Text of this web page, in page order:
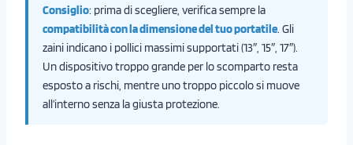
Consiglio: prima di scegliere, verifica sempre la
compatibilità con la dimensione del tuo portatile. Gli
zaini indicano i pollici massimi supportati (13″, 15″, 17″).
Un dispositivo troppo grande per lo scomparto resta
esposto a rischi, mentre uno troppo piccolo si muove
all’interno senza la giusta protezione.